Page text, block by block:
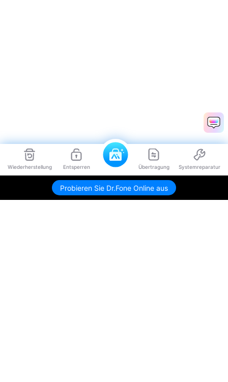
Wiederherstellung Entsperren Übertragung Systemreparatur
Probieren Sie Dr.Fone Online aus